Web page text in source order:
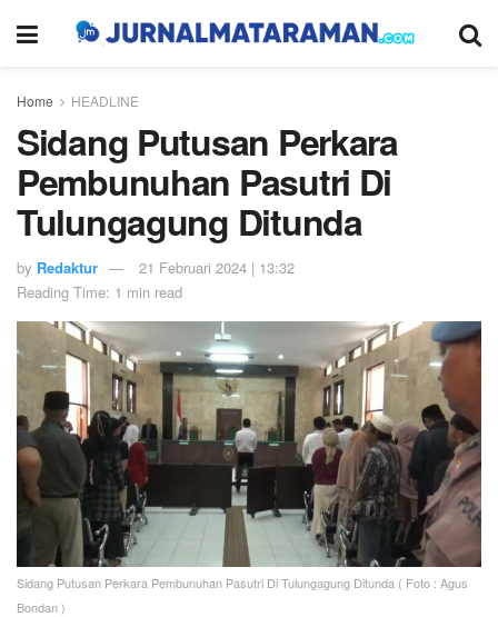
Home HEADLINE
Sidang Putusan Perkara
Pembunuhan Pasutri Di
Tulungagung Ditunda
by Redaktur
21 Februari 2024 | 13:32
Reading Time: 1 min read
Sidang Putusan Perkara Pembunuhan Pasutri Di Tulungagung Ditunda ( Foto : Agus
Bondan )